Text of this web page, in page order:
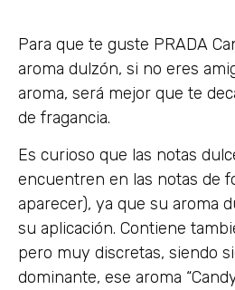
Para que te guste PRADA
aroma dulzón, si no eres
aroma, será mejor que te
de fragancia.
Es curioso que las notas
encuentren en las notas de
aparecer), ya que su aroma
su aplicación. Contiene
pero muy discretas, siendo
dominante, ese aroma